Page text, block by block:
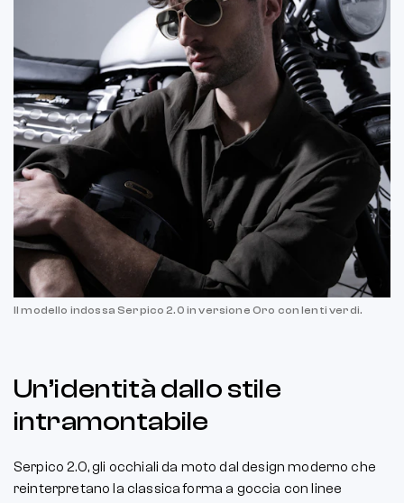
Il modello indossa Serpico 2.0 in versione Oro con lenti verdi.
Un’identità dallo stile
intramontabile
Serpico 2.0, gli occhiali da moto dal design moderno che
reinterpretano la classica forma a goccia con linee